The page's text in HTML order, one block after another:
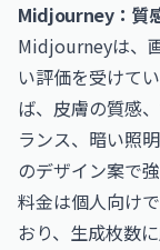
Midjourney：質
Midjourneyは、
い評価を受けて
ば、皮膚の質感
ランス、暗い照
のデザイン案で
料金は個人向け
おり、生成枚数